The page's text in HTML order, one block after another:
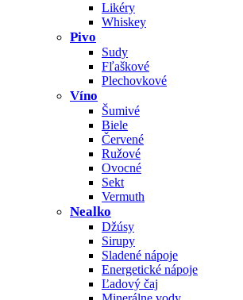
Likéry
Whiskey
Pivo
Sudy
Fľaškové
Plechovkové
Víno
Šumivé
Biele
Červené
Ružové
Ovocné
Sekt
Vermuth
Nealko
Džúsy
Sirupy
Sladené nápoje
Energetické nápoje
Ľadový čaj